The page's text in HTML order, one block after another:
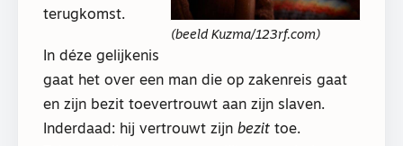
(beeld Kuzma/123rf.com)
terugkomst.
In déze gelijkenis
gaat het over een man die op zakenreis gaat
en zijn bezit toevertrouwt aan zijn slaven.
Inderdaad: hij vertrouwt zijn bezit toe.